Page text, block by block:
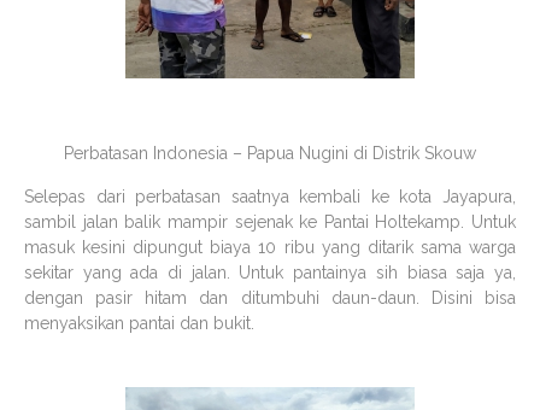
Perbatasan Indonesia – Papua Nugini di Distrik Skouw
Selepas dari perbatasan saatnya kembali ke kota Jayapura,
sambil jalan balik mampir sejenak ke Pantai Holtekamp. Untuk
masuk kesini dipungut biaya 10 ribu yang ditarik sama warga
sekitar yang ada di jalan. Untuk pantainya sih biasa saja ya,
dengan pasir hitam dan ditumbuhi daun-daun. Disini bisa
menyaksikan pantai dan bukit.